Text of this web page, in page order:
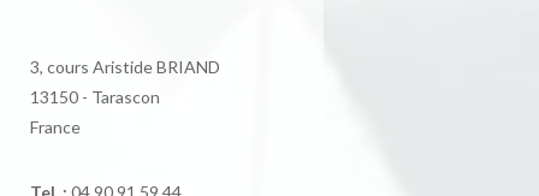
3, cours Aristide BRIAND
13150 - Tarascon
France
Tel. : 04 90 91 59 44